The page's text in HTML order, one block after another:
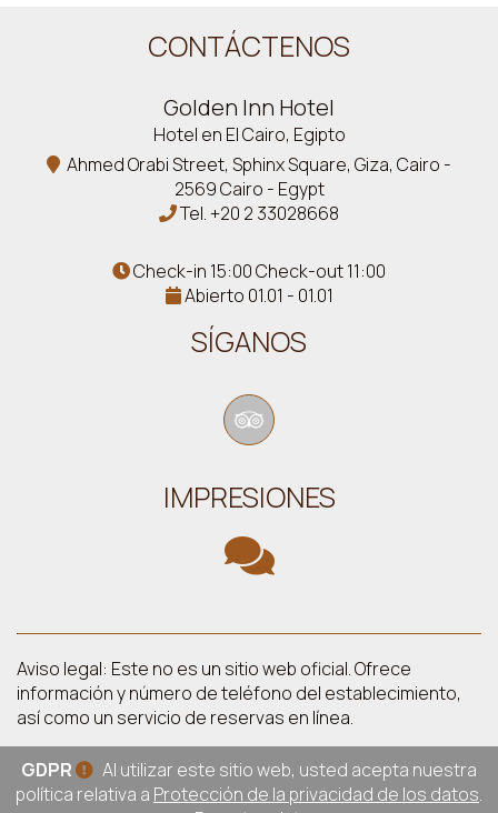
CONTÁCTENOS
Golden Inn Hotel
Hotel en El Cairo, Egipto
Ahmed Orabi Street, Sphinx Square, Giza, Cairo -
2569 Cairo - Egypt
Tel.+20 2 33028668
Check-in 15:00 Check-out 11:00
Abierto 01.01 - 01.01
SÍGANOS
IMPRESIONES
Aviso legal: Este no es un sitio web oficial. Ofrece
información y número de teléfono del establecimiento,
así como un servicio de reservas en línea.
GDPR
Al utilizar este sitio web, usted acepta nuestra
política relativa a Protección de la privacidad de los datos.